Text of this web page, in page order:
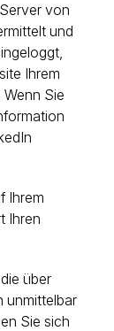
von
und
Ihrem
Sie
Ihrem
Ihren
über
unmittelbar
Sie sich